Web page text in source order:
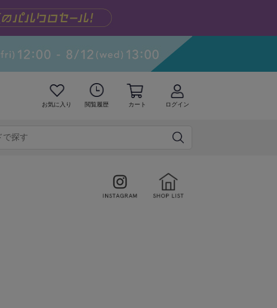
お気に入り 閲覧履歴 カート ログイン